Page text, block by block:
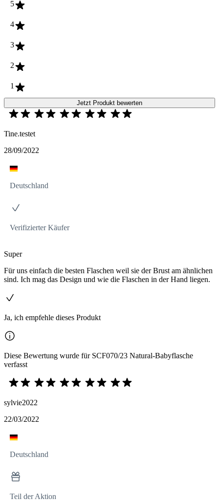
5
4
3
2
1
Jetzt Produkt bewerten
Tine.testet
28/09/2022
Deutschland
Verifizierter Käufer
Super
Für uns einfach die besten Flaschen weil sie der Brust am ähnlichen
sind. Ich mag das Design und wie die Flaschen in der Hand liegen.
Ja, ich empfehle dieses Produkt
Diese Bewertung wurde für SCF070/23 Natural-Babyflasche
verfasst
sylvie2022
22/03/2022
Deutschland
Teil der Aktion